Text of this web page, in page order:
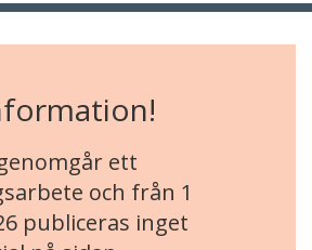
ett
och från 1
publiceras inget